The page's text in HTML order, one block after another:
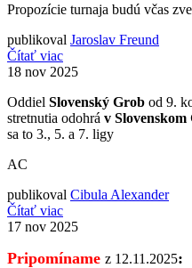
Propozície turnaja budú včas
publikoval Jaroslav Freund
Čítať viac
18 nov 2025
Oddiel Slovenský Grob od 9.
stretnutia odohrá v Slovenskom
sa to 3., 5. a 7. ligy
AC
publikoval Cibula Alexander
Čítať viac
17 nov 2025
Pripomíname z 12.11.2025: